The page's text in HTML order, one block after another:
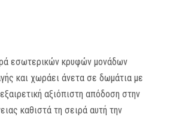
εσωτερικών κρυφών μονάδων
και χωράει άνετα σε δωμάτια με
αξιόπιστη απόδοση στην
καθιστά τη σειρά αυτή την